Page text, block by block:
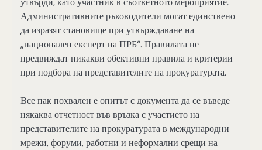
Административните ръководители могат единствено
да изразят становище при утвърждаване на
„национален експерт на ПРБ“. Правилата не
предвиждат никакви обективни правила и критерии
при подбора на представителите на прокуратурата.
Все пак похвален е опитът с документа да се въведе
някаква отчетност във връзка с участието на
представителите на прокуратурата в международни
мрежи, форуми, работни и неформални срещи на